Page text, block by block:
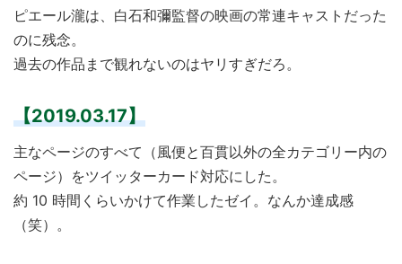
ピエール瀧は、白石和彌監督の映画の常連キャストだった
のに残念。
過去の作品まで観れないのはヤリすぎだろ。
【2019.03.17】
主なページのすべて（風便と百貫以外の全カテゴリー内の
ページ）をツイッターカード対応にした。
約 10 時間くらいかけて作業したゼイ。なんか達成感
（笑）。